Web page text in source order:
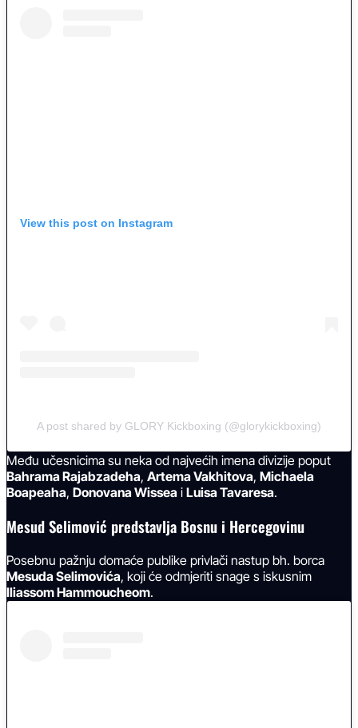
View this post on Instagram
A post shared by GLORY Kickboxing (@glorykickboxing)
Među učesnicima su neka od najvećih imena divizije poput
Bahrama Rajabzadeha, Artema Vakhitova, Michaela
Boapeaha, Donovana Wissea i Luisa Tavaresa.
Mesud Selimović predstavlja Bosnu i Hercegovinu
Posebnu pažnju domaće publike privlači nastup bh. borca
Mesuda Selimovića, koji će odmjeriti snage s iskusnim
Iliassom Hammoucheom.